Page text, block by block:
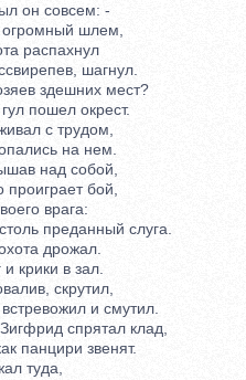
он совсем: -
шлем,
распахнул
шагнул.
здешних мест?
пошел окрест.
с трудом,
на нем.
над собой,
бой,
врага:
преданный слуга.
дрожал.
крики в зал.
скрутил,
и смутил.
спрятал клад,
панцири звенят.
туда,